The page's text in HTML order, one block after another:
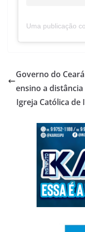
Uma publicação
Governo do
ensino a distância
Igreja Católica de